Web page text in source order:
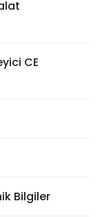
CE
Bilgiler